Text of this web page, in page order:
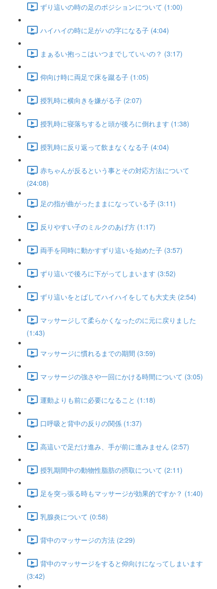
ずり這いの時の足のポジションについて (1:00)
ハイハイの時に足がハの字になる子 (4:04)
まぁるい抱っこはいつまでしていいの？ (3:17)
仰向け時に両足で床を蹴る子 (1:05)
授乳時に横向きを嫌がる子 (2:07)
授乳時に寝落ちすると頭が後ろに倒れます (1:38)
授乳時に反り返って飲まなくなる子 (4:04)
赤ちゃんが反るという事とその対応方法について
(24:08)
足の指が曲がったままになっている子 (3:11)
反りやすい子のミルクのあげ方 (1:17)
両手を同時に動かすずり這いを始めた子 (3:57)
ずり這いで後ろに下がってしまいます (3:52)
ずり這いをとばしてハイハイをしても大丈夫 (2:54)
マッサージして柔らかくなったのに元に戻りました
(1:43)
マッサージに慣れるまでの期間 (3:59)
マッサージの強さや一回にかける時間について (3:05)
運動よりも前に必要になること (1:18)
口呼吸と背中の反りの関係 (1:37)
高這いで足だけ進み、手が前に進みません (2:57)
授乳期間中の動物性脂肪の摂取について (2:11)
足を突っ張る時もマッサージが効果的ですか？ (1:40)
乳腺炎について (0:58)
背中のマッサージの方法 (2:29)
背中のマッサージをすると仰向けになってしまいます
(3:42)